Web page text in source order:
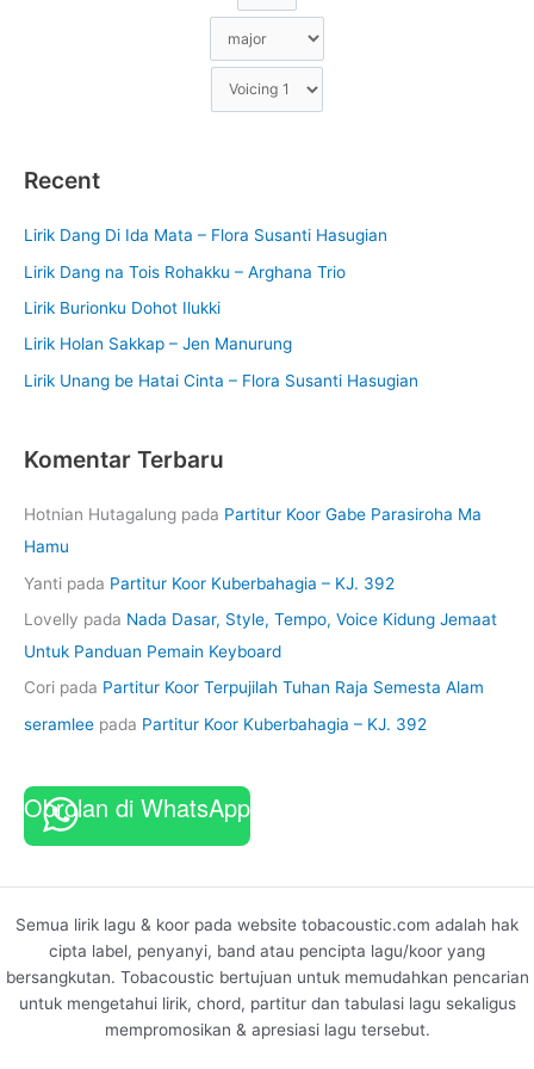
Recent
Lirik Dang Di Ida Mata – Flora Susanti Hasugian
Lirik Dang na Tois Rohakku – Arghana Trio
Lirik Burionku Dohot Ilukki
Lirik Holan Sakkap – Jen Manurung
Lirik Unang be Hatai Cinta – Flora Susanti Hasugian
Komentar Terbaru
Hotnian Hutagalung pada Partitur Koor Gabe Parasiroha Ma
Hamu
Yanti pada Partitur Koor Kuberbahagia – KJ. 392
Lovelly pada Nada Dasar, Style, Tempo, Voice Kidung Jemaat
Untuk Panduan Pemain Keyboard
Cori pada Partitur Koor Terpujilah Tuhan Raja Semesta Alam
seramlee pada Partitur Koor Kuberbahagia – KJ. 392
Obrolan di WhatsApp
Semua lirik lagu & koor pada website tobacoustic.com adalah hak
cipta label, penyanyi, band atau pencipta lagu/koor yang
bersangkutan. Tobacoustic bertujuan untuk memudahkan pencarian
untuk mengetahui lirik, chord, partitur dan tabulasi lagu sekaligus
mempromosikan & apresiasi lagu tersebut.